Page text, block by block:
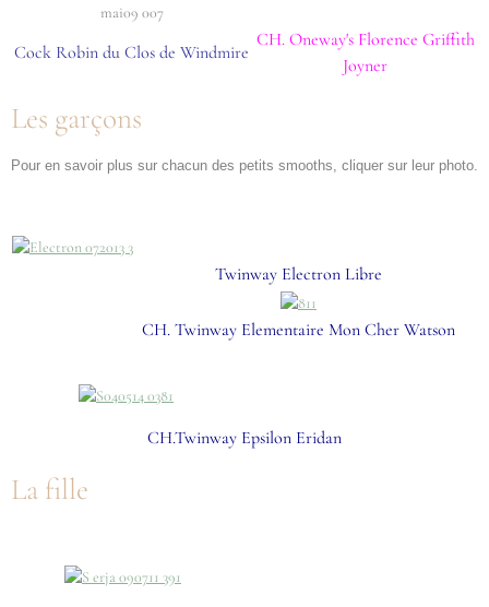
Cock Robin du Clos de Windmire
CH. Oneway's Florence Griffith
Joyner
Les garçons
Pour en savoir plus sur chacun des petits smooths, cliquer sur leur photo.
Twinway Electron Libre
CH. Twinway Elementaire Mon Cher Watson
CH.Twinway Epsilon Eridan
La fille